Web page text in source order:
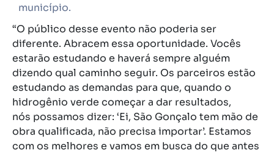
município.
“O público desse evento não poderia ser
diferente. Abracem essa oportunidade. Vocês
estarão estudando e haverá sempre alguém
dizendo qual caminho seguir. Os parceiros estão
estudando as demandas para que, quando o
hidrogênio verde começar a dar resultados,
nós possamos dizer: ‘Ei, São Gonçalo tem mão de
obra qualificada, não precisa importar’. Estamos
com os melhores e vamos em busca do que antes